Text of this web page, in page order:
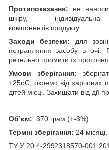
Протипоказання: не
шкіру,
і
компонентів продукту.
Заходи безпеки: для
потрапляння засобу в очі.
ретельно промити їх
Умови зберігання:
+25оС, окремо від харчових
дітей місці. Захищати від дії
Об’єм: 370 грам (+-3%).
Термін зберігання: 24 місяці.
ТУ У 20.4-2992318570-